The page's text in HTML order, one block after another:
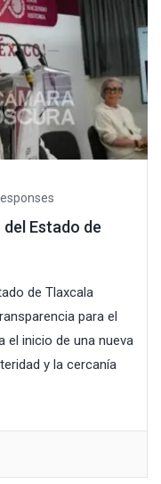
Estado de
de Tlaxcala
para el
el inicio de una nueva
y la cercanía